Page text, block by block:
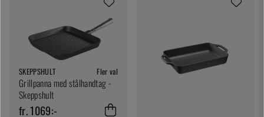
SKEPPSHULT Fler val
Grillpanna med stålhandtag -
Skeppshult
fr. 1069:-